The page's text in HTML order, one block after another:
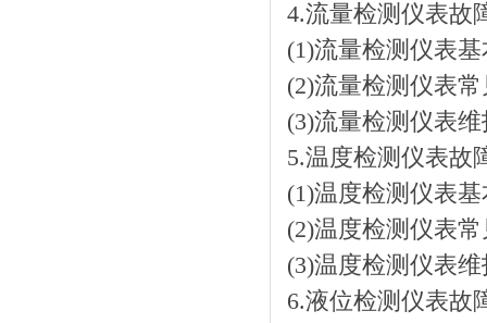
4.流量检测仪表故
(1)流量检测仪表
(2)流量检测仪表
(3)流量检测仪表
5.温度检测仪表故
(1)温度检测仪表
(2)温度检测仪表
(3)温度检测仪表
6.液位检测仪表故